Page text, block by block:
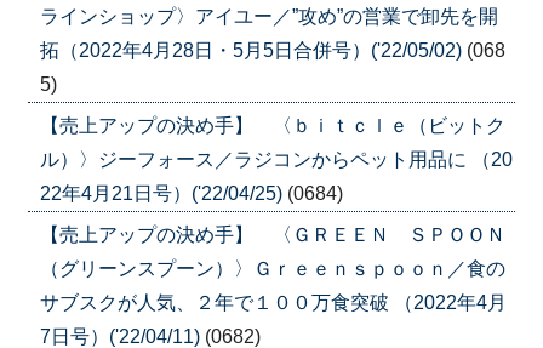
ラインショップ〉アイユー／”攻め”の営業で卸先を開
拓（2022年4月28日・5月5日合併号）('22/05/02) (068
5)
【売上アップの決め手】 〈ｂｉｔｃｌｅ（ビットク
ル）〉ジーフォース／ラジコンからペット用品に （20
22年4月21日号）('22/04/25) (0684)
【売上アップの決め手】 〈ＧＲＥＥＮ ＳＰＯＯＮ
（グリーンスプーン）〉Ｇｒｅｅｎｓｐｏｏｎ／食の
サブスクが人気、２年で１００万食突破 （2022年4月
7日号）('22/04/11) (0682)